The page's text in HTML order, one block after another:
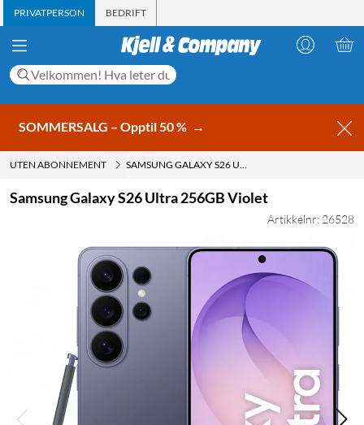
PRIVATPERSON BEDRIFT
SOMMERSALG – Opptil 50 % →
UTEN ABONNEMENT SAMSUNG GALAXY S26 ULTRA 256GB VIOLET
Samsung Galaxy S26 Ultra 256GB Violet
Artikkelnr: 26528